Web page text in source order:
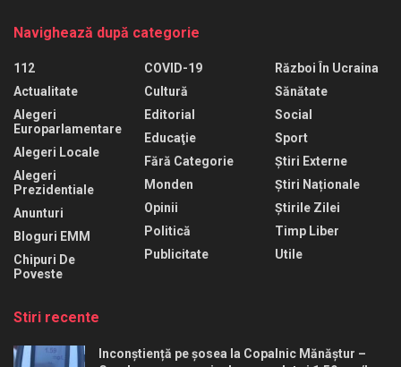
Navighează după categorie
112
Actualitate
Alegeri
Europarlamentare
Alegeri Locale
Alegeri
Prezidentiale
Anunturi
Bloguri EMM
Chipuri De
Poveste
COVID-19
Cultură
Editorial
Educaţie
Fără Categorie
Monden
Opinii
Politică
Publicitate
Război În Ucraina
Sănătate
Social
Sport
Știri Externe
Știri Naționale
Știrile Zilei
Timp Liber
Utile
Stiri recente
Inconștiență pe șosea la Copalnic Mănăștur –